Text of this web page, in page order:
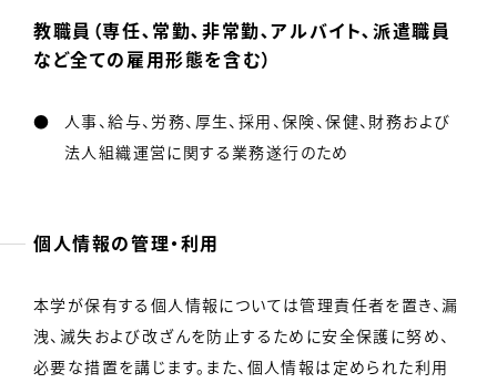
教職員（専任､常勤､非常勤､アルバイト､派遣職員
など全ての雇用形態を含む）
人事、給与、労務、厚生、採用、保険、保健、財務および
法人組織運営に関する業務遂行のため
個人情報の管理・利用
本学が保有する個人情報については管理責任者を置き、漏
洩、滅失および改ざんを防止するために安全保護に努め、
必要な措置を講じます。また、個人情報は定められた利用